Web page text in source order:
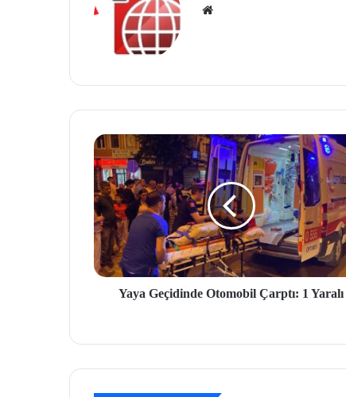
Yaya Geçidinde Otomobil Çarptı: 1 Yaralı